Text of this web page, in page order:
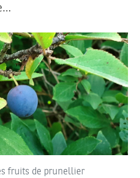
fruits de prunellier